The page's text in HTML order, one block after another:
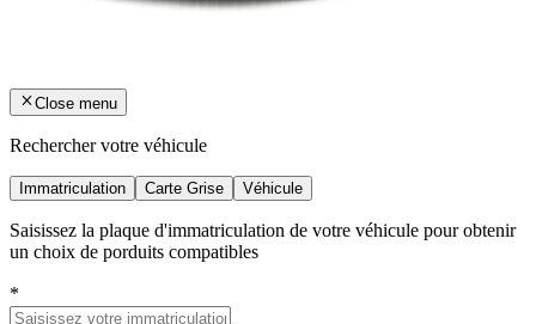
Close menu
Rechercher votre véhicule
Immatriculation Carte Grise Véhicule
Saisissez la plaque d'immatriculation de votre véhicule pour obtenir
un choix de porduits compatibles
*